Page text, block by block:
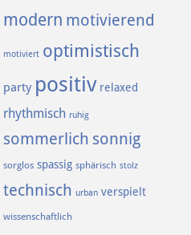
modern motivierend
motiviert optimistisch
party positiv relaxed
rhythmisch ruhig
sommerlich sonnig
sorglos spassig sphärisch stolz
technisch urban verspielt
wissenschaftlich